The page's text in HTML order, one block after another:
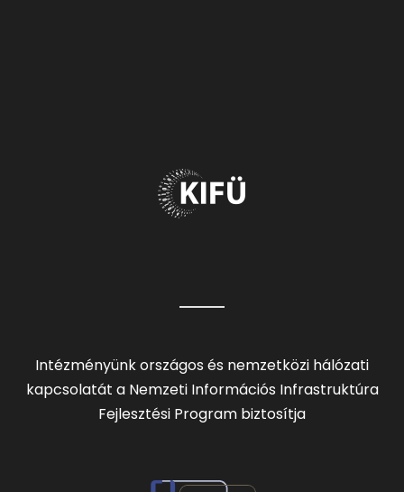
Intézményünk országos és nemzetközi hálózati
kapcsolatát a Nemzeti Információs Infrastruktúra
Fejlesztési Program biztosítja